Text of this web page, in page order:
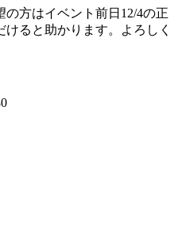
方はイベント前日12/4の正
ると助かります。よろしく